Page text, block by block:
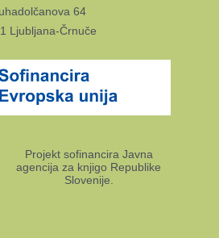
64
Ljubljana-Črnuče
Projekt sofinancira Javna
agencija za knjigo Republike
Slovenije.